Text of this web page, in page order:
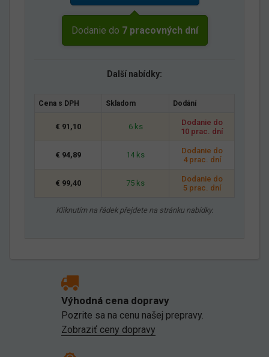
Dodanie do 7 pracovných dní
Další nabídky:
Cena s DPH Skladom Dodání
€ 91,10 6 ks
Dodanie do
10 prac. dní
€ 94,89 14 ks
Dodanie do
4 prac. dní
€ 99,40 75 ks
Dodanie do
5 prac. dní
Kliknutím na řádek přejdete na stránku nabídky.
Výhodná cena dopravy
Pozrite sa na cenu našej prepravy.
Zobraziť ceny dopravy